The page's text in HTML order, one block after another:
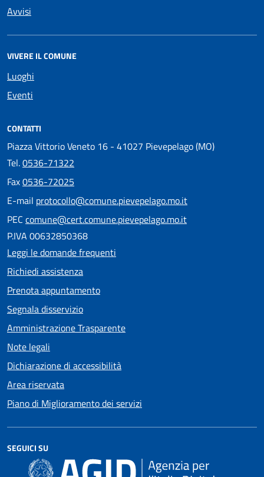
Avvisi
VIVERE IL COMUNE
Luoghi
Eventi
CONTATTI
Piazza Vittorio Veneto 16 - 41027 Pievepelago (MO)
Tel.0536-71322
Fax0536-72025
E-mail protocollo@comune.pievepelago.mo.it
PEC comune@cert.comune.pievepelago.mo.it
P.IVA 00632850368
Leggi le domande frequenti
Richiedi assistenza
Prenota appuntamento
Segnala disservizio
Amministrazione Trasparente
Note legali
Dichiarazione di accessibilità
Area riservata
Piano di Miglioramento dei servizi
SEGUICI SU